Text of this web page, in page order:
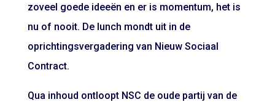
zoveel goede ideeën en er is momentum, het is
nu of nooit. De lunch mondt uit in de
oprichtingsvergadering van Nieuw Sociaal
Contract.
Qua inhoud ontloopt NSC de oude partij van de